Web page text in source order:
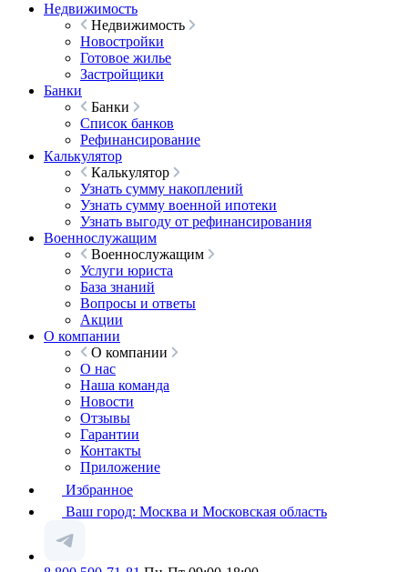
Недвижимость
Недвижимость
Новостройки
Готовое жилье
Застройщики
Банки
Банки
Список банков
Рефинансирование
Калькулятор
Калькулятор
Узнать сумму накоплений
Узнать сумму военной ипотеки
Узнать выгоду от рефинансирования
Военнослужащим
Военнослужащим
Услуги юриста
База знаний
Вопросы и ответы
Акции
О компании
О компании
О нас
Наша команда
Новости
Отзывы
Гарантии
Контакты
Приложение
Избранное
Ваш город: Москва и Московская область